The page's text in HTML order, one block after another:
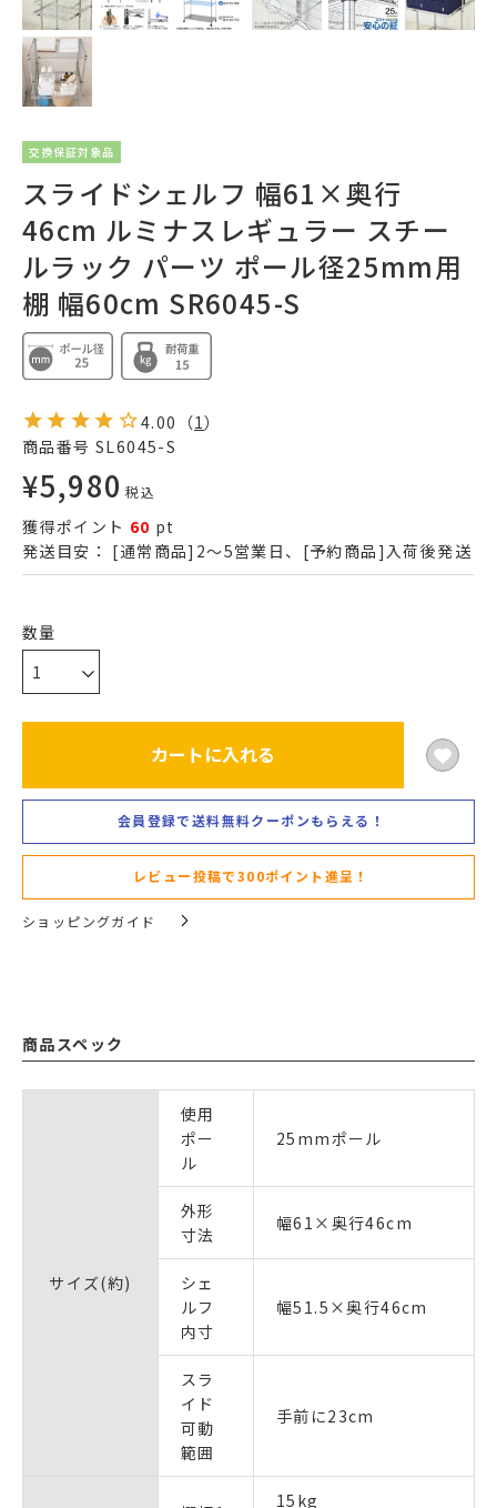
交換保証対象品
スライドシェルフ 幅61×奥行
46cm ルミナスレギュラー スチー
ルラック パーツ ポール径25mm用
棚 幅60cm SR6045-S
4.00 （1）
商品番号 SL6045-S
¥5,980 税込
獲得ポイント 60 pt
発送目安： [通常商品]2～5営業日、[予約商品]入荷後発送
カートに入れる
会員登録で送料無料クーポンもらえる！
レビュー投稿で300ポイント進呈！
ショッピングガイド
商品スペック
サイズ(約)
使用
ポー
ル
25mmポール
外形
寸法
幅61×奥行46cm
シェ
ルフ
内寸
幅51.5×奥行46cm
スラ
イド
可動
範囲
手前に23cm
15kg